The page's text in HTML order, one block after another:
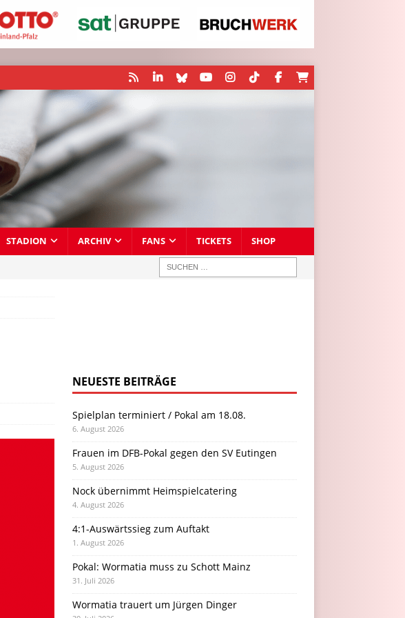
STADION ARCHIV FANS TICKETS SHOP
NEUESTE BEITRÄGE
Spielplan terminiert / Pokal am 18.08.
6. August 2026
Frauen im DFB-Pokal gegen den SV Eutingen
5. August 2026
Nock übernimmt Heimspielcatering
4. August 2026
4:1-Auswärtssieg zum Auftakt
1. August 2026
Pokal: Wormatia muss zu Schott Mainz
31. Juli 2026
Wormatia trauert um Jürgen Dinger